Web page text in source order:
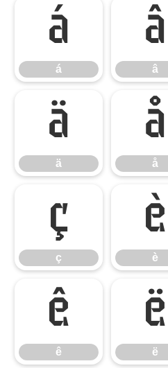
á
á
â
â
ä
ä
å
å
ç
ç
è
è
ê
ê
ë
ë